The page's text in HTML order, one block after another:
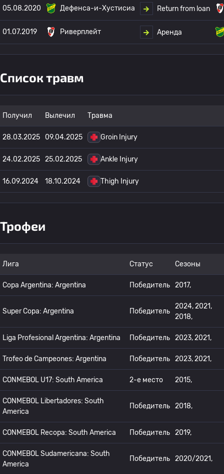
05.08.2020 Дефенса-и-Хустисиа Return from loan
01.07.2019 Риверплейт Аренда
Список травм
Получил Вылечил Травма
28.03.2025 09.04.2025 Groin Injury
24.02.2025 25.02.2025 Ankle Injury
16.09.2024 18.10.2024 Thigh Injury
Трофеи
Лига Статус Сезоны
Copa Argentina: Argentina Победитель 2017,
Super Copa: Argentina Победитель
2024, 2021,
2018,
Liga Profesional Argentina: Argentina Победитель 2023, 2021,
Trofeo de Campeones: Argentina Победитель 2023, 2021,
CONMEBOL U17: South America 2-е место 2015,
CONMEBOL Libertadores: South
America
Победитель 2018,
CONMEBOL Recopa: South America Победитель 2019,
CONMEBOL Sudamericana: South
America
Победитель 2020/2021,